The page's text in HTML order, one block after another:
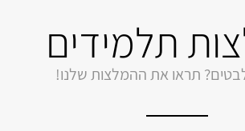
תלמידים
תראו את ההמלצות שלנו!